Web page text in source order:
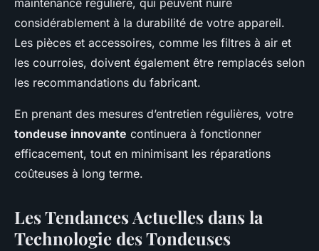
maintenance régulière, qui peuvent nuire
considérablement à la durabilité de votre appareil.
Les pièces et accessoires, comme les filtres à air et
les courroies, doivent également être remplacés selon
les recommandations du fabricant.
En prenant des mesures d’entretien régulières, votre
tondeuse innovante continuera à fonctionner
efficacement, tout en minimisant les réparations
coûteuses à long terme.
Les Tendances Actuelles dans la
Technologie des Tondeuses